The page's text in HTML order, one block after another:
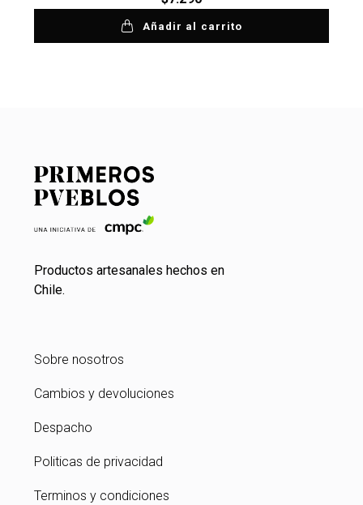
Añadir al carrito
Productos artesanales hechos en
Chile.
Sobre nosotros
Cambios y devoluciones
Despacho
Politicas de privacidad
Terminos y condiciones